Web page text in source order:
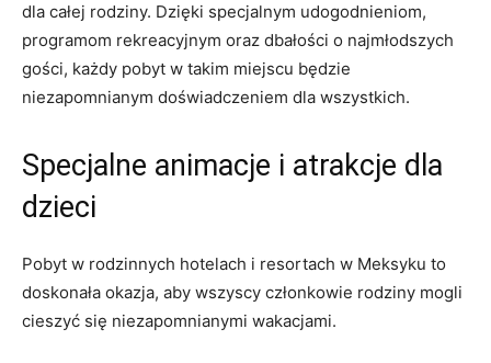
dla całej rodziny. Dzięki specjalnym udogodnieniom,
programom rekreacyjnym oraz dbałości o najmłodszych
gości, każdy pobyt w takim miejscu będzie
niezapomnianym doświadczeniem dla wszystkich.
Specjalne animacje i atrakcje dla
dzieci
Pobyt w rodzinnych hotelach i resortach w Meksyku to
doskonała okazja, aby wszyscy członkowie rodziny mogli
cieszyć się niezapomnianymi wakacjami.